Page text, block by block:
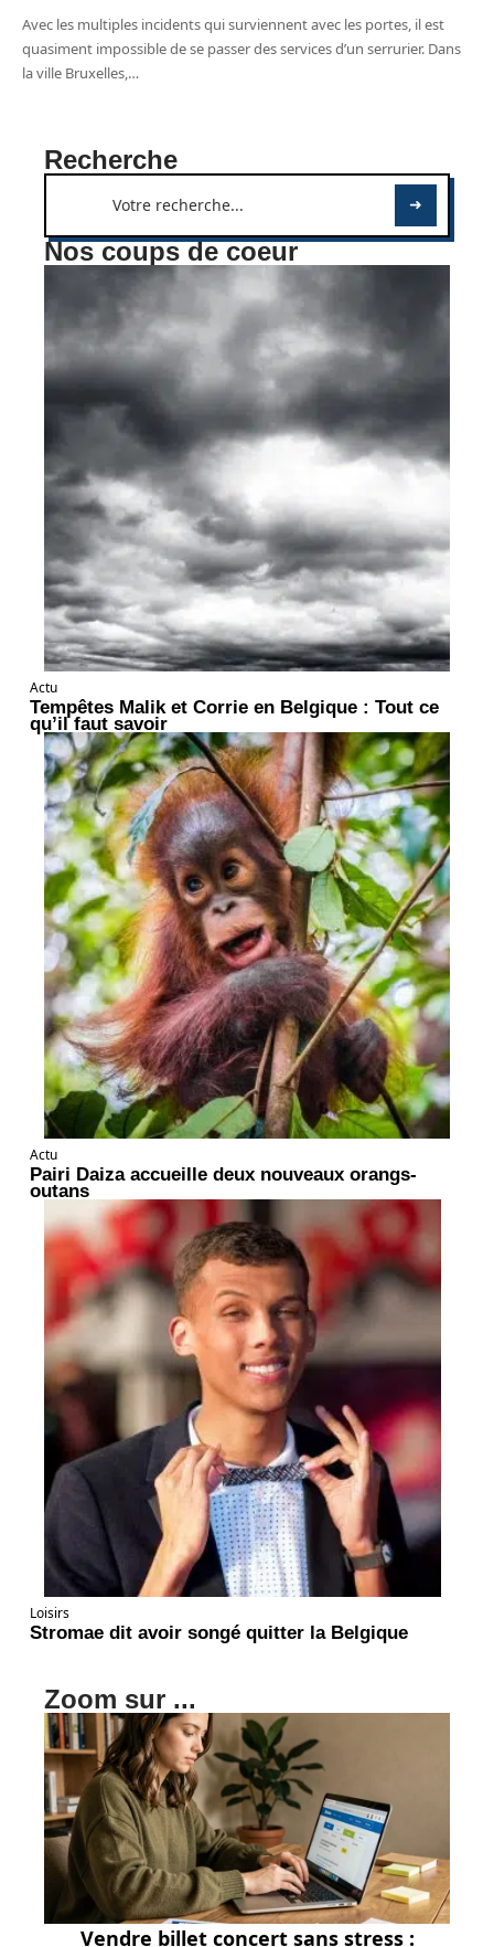
Avec les multiples incidents qui surviennent avec les portes, il est
quasiment impossible de se passer des services d’un serrurier. Dans
la ville Bruxelles,…
Recherche
Nos coups de coeur
Actu
Tempêtes Malik et Corrie en Belgique : Tout ce
qu’il faut savoir
Actu
Pairi Daiza accueille deux nouveaux orangs-
outans
Loisirs
Stromae dit avoir songé quitter la Belgique
Zoom sur ...
Vendre billet concert sans stress :